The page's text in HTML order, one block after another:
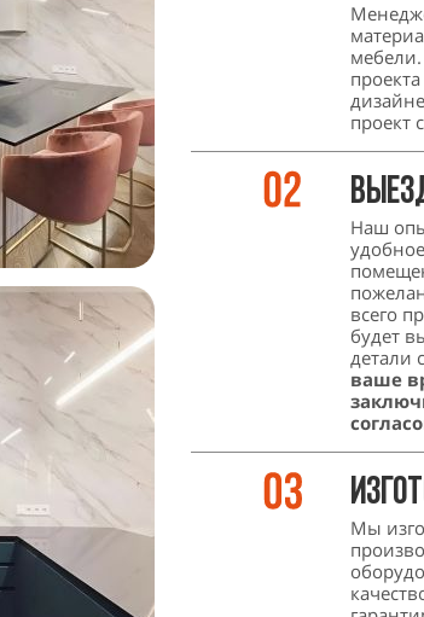
мебели.
проект
Наш
всего
будет
детали
ваше
Мы